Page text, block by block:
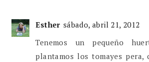
Esther sábado, abril 21, 2012
Tenemos un pequeño
plantamos los tomayes